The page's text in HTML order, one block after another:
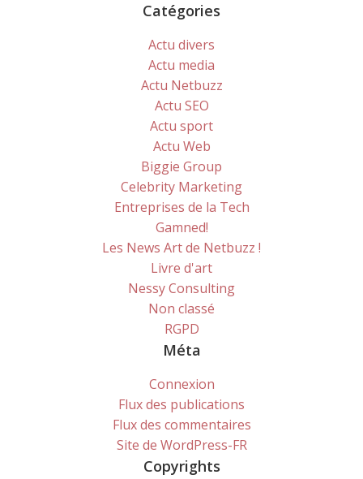
Catégories
Actu divers
Actu media
Actu Netbuzz
Actu SEO
Actu sport
Actu Web
Biggie Group
Celebrity Marketing
Entreprises de la Tech
Gamned!
Les News Art de Netbuzz !
Livre d'art
Nessy Consulting
Non classé
RGPD
Méta
Connexion
Flux des publications
Flux des commentaires
Site de WordPress-FR
Copyrights